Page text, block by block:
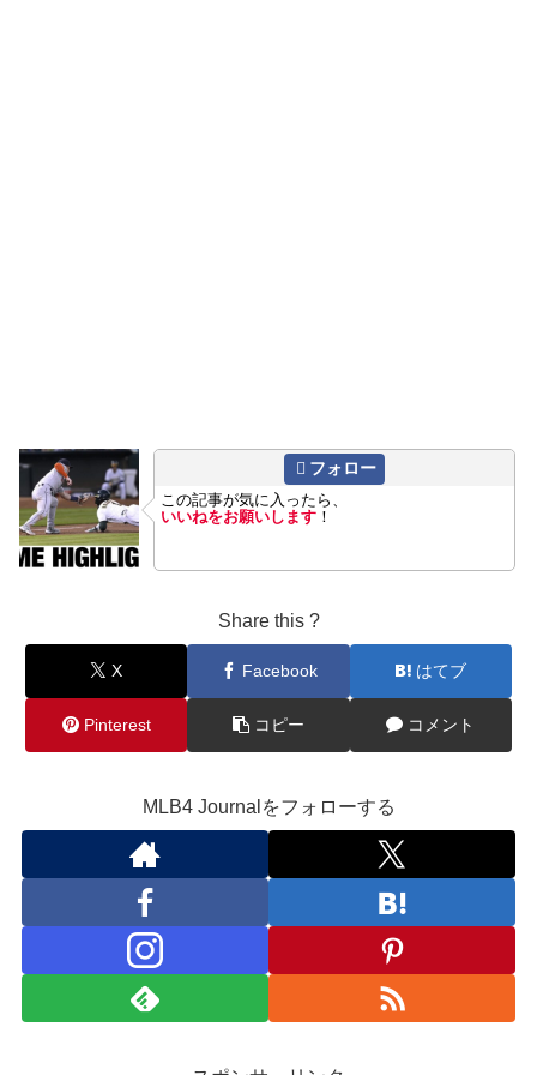
フォロー
この記事が気に入ったら、
いいねをお願いします ！
Share this ?
X Facebook はてブ
Pinterest コピー コメント
MLB4 Journalをフォローする